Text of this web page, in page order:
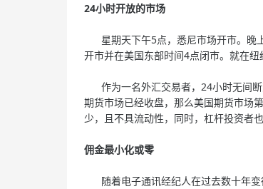
24小时开放的市场
星期天下午5点，悉尼市场开市。晚
开市并在美国东部时间4点闭市。就在
作为一名外汇交易者，24小时无间断
期货市场已经收盘，那么美国期货市场
少，且不具流动性，同时，杠杆投资者
佣金最小化或零
随着电子通讯经纪人在过去数十年变